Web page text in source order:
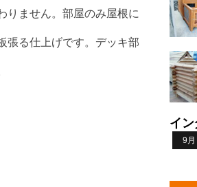
りません。部屋のみ屋根に
張る仕上げです。デッキ部
イン
9